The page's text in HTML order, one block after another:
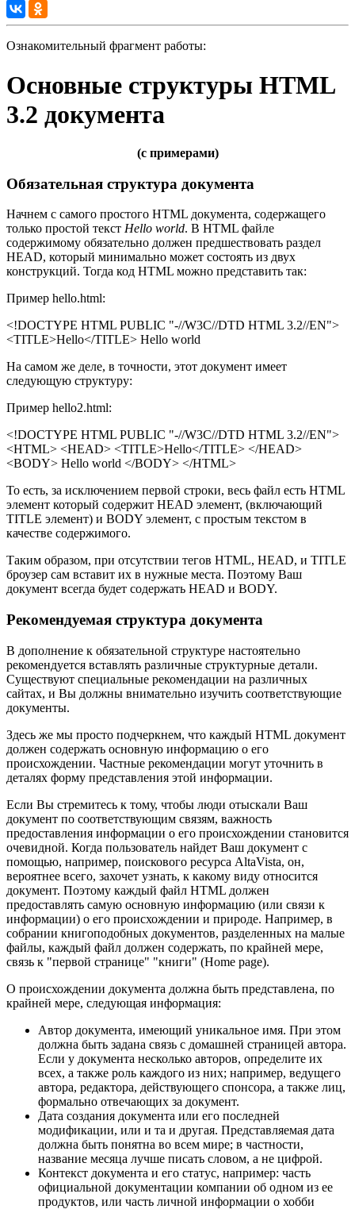
Ознакомительный фрагмент работы:
Основные структуры HTML
3.2 документа
(с примерами)
Обязательная структура документа
Начнем с самого простого HTML документа, содержащего
только простой текст Hello world. В HTML файле
содержимому обязательно должен предшествовать раздел
HEAD, который минимально может состоять из двух
конструкций. Тогда код HTML можно представить так:
Пример hello.html:
<!DOCTYPE HTML PUBLIC "-//W3C//DTD HTML 3.2//EN">
<TITLE>Hello</TITLE> Hello world
На самом же деле, в точности, этот документ имеет
следующую структуру:
Пример hello2.html:
<!DOCTYPE HTML PUBLIC "-//W3C//DTD HTML 3.2//EN">
<HTML> <HEAD> <TITLE>Hello</TITLE> </HEAD>
<BODY> Hello world </BODY> </HTML>
То есть, за исключением первой строки, весь файл есть HTML
элемент который содержит HEAD элемент, (включающий
TITLE элемент) и BODY элемент, с простым текстом в
качестве содержимого.
Таким образом, при отсутствии тегов HTML, HEAD, и TITLE
броузер сам вставит их в нужные места. Поэтому Ваш
документ всегда будет содержать HEAD и BODY.
Рекомендуемая структура документа
В дополнение к обязательной структуре настоятельно
рекомендуется вставлять различные структурные детали.
Существуют специальные рекомендации на различных
сайтах, и Вы должны внимательно изучить соответствующие
документы.
Здесь же мы просто подчеркнем, что каждый HTML документ
должен содержать основную информацию о его
происхождении. Частные рекомендации могут уточнить в
деталях форму представления этой информации.
Если Вы стремитесь к тому, чтобы люди отыскали Ваш
документ по соответствующим связям, важность
предоставления информации о его происхождении становится
очевидной. Когда пользователь найдет Ваш документ с
помощью, например, поискового ресурса AltaVista, он,
вероятнее всего, захочет узнать, к какому виду относится
документ. Поэтому каждый файл HTML должен
предоставлять самую основную информацию (или связи к
информации) о его происхождении и природе. Например, в
собрании книгоподобных документов, разделенных на малые
файлы, каждый файл должен содержать, по крайней мере,
связь к "первой странице" "книги" (Home page).
О происхождении документа должна быть представлена, по
крайней мере, следующая информация:
Автор документа, имеющий уникальное имя. При этом
должна быть задана связь с домашней страницей автора.
Если у документа несколько авторов, определите их
всех, а также роль каждого из них; например, ведущего
автора, редактора, действующего спонсора, а также лиц,
формально отвечающих за документ.
Дата создания документа или его последней
модификации, или и та и другая. Представляемая дата
должна быть понятна во всем мире; в частности,
название месяца лучше писать словом, а не цифрой.
Контекст документа и его статус, например: часть
официальной документации компании об одном из ее
продуктов, или часть личной информации о хобби